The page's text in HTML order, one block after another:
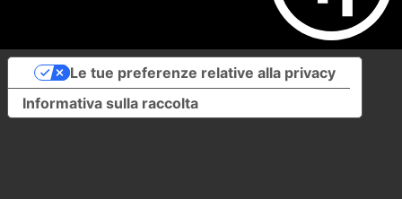
Informativa sulla raccolta
Le tue preferenze relative alla privacy